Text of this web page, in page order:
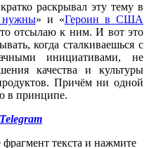
раскрывал эту тему в
нужны» и «Героин в США
отсылаю к ним. И вот это
когда сталкиваешься с
инициативами, не
качества и культуры
Причём ни одной
в принципе.
Telegram
текста и нажмите